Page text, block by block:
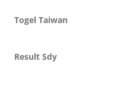
Togel Taiwan
Result Sdy